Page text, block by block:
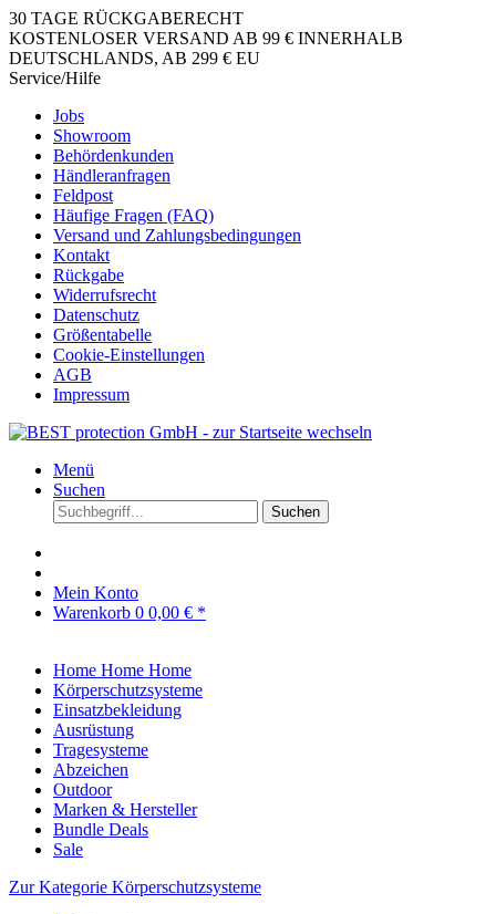
30 TAGE RÜCKGABERECHT
KOSTENLOSER VERSAND AB 99 € INNERHALB
DEUTSCHLANDS, AB 299 € EU
Service/Hilfe
Jobs
Showroom
Behördenkunden
Händleranfragen
Feldpost
Häufige Fragen (FAQ)
Versand und Zahlungsbedingungen
Kontakt
Rückgabe
Widerrufsrecht
Datenschutz
Größentabelle
Cookie-Einstellungen
AGB
Impressum
Menü
Suchen
Suchen
Mein Konto
Warenkorb 0 0,00 € *
Home Home Home
Körperschutzsysteme
Einsatzbekleidung
Ausrüstung
Tragesysteme
Abzeichen
Outdoor
Marken & Hersteller
Bundle Deals
Sale
Zur Kategorie Körperschutzsysteme